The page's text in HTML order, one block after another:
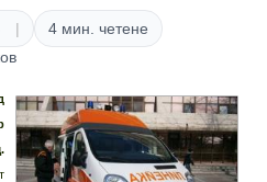
4 мин. четене